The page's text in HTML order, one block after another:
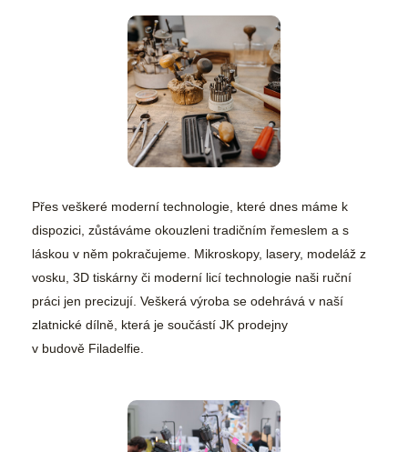
Přes veškeré moderní technologie, které dnes máme k
dispozici, zůstáváme okouzleni tradičním řemeslem a s
láskou v něm pokračujeme. Mikroskopy, lasery, modeláž z
vosku, 3D tiskárny či moderní licí technologie naši ruční
práci jen precizují. Veškerá výroba se odehrává v naší
zlatnické dílně, která je součástí JK prodejny
v budově Filadelfie.